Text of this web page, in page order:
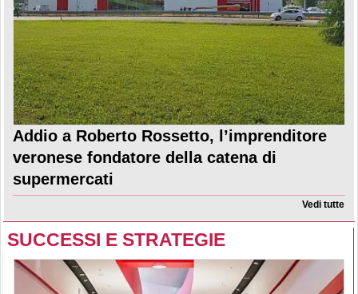
Addio a Roberto Rossetto, l’imprenditore
veronese fondatore della catena di
supermercati
Vedi tutte
SUCCESSI E STRATEGIE